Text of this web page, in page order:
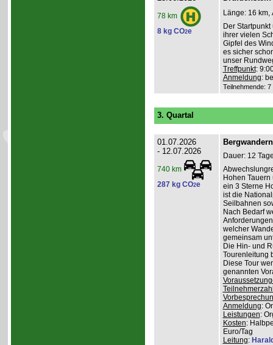
78 km
8 kg CO2e
Länge: 16 km,
Der
ihrer vielen
Gipfel des
es sicher
unser
Treffpunkt:
Anmeldung:
Teilnehmende:
3. Quartal
01.07.2026
- 12.07.2026
740 km
287 kg CO2e
Dauer: 12
Hohen
ein 3 Sterne
ist die
Seilbahnen
Nach Bedarf
welcher
gemeinsam
Die Hin- und
Tourenleitung
Diese Tour
genannten
Anmeldung:
Leistungen:
Kosten:
Euro/Tag
Leitung: